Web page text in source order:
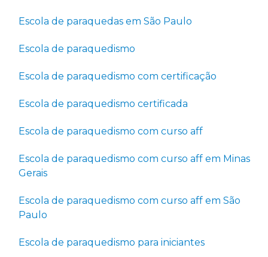
Escola de paraquedas em São Paulo
Escola de paraquedismo
Escola de paraquedismo com certificação
Escola de paraquedismo certificada
Escola de paraquedismo com curso aff
Escola de paraquedismo com curso aff em Minas
Gerais
Escola de paraquedismo com curso aff em São
Paulo
Escola de paraquedismo para iniciantes